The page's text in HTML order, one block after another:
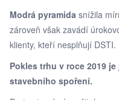
Modrá pyramida snížila
zároveň však zavádí
klienty, kteří nesplňují DSTI.
Pokles trhu v roce 2019
stavebního spoření.